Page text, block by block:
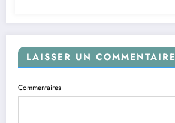
LAISSER UN COMMENTAIRE
Commentaires